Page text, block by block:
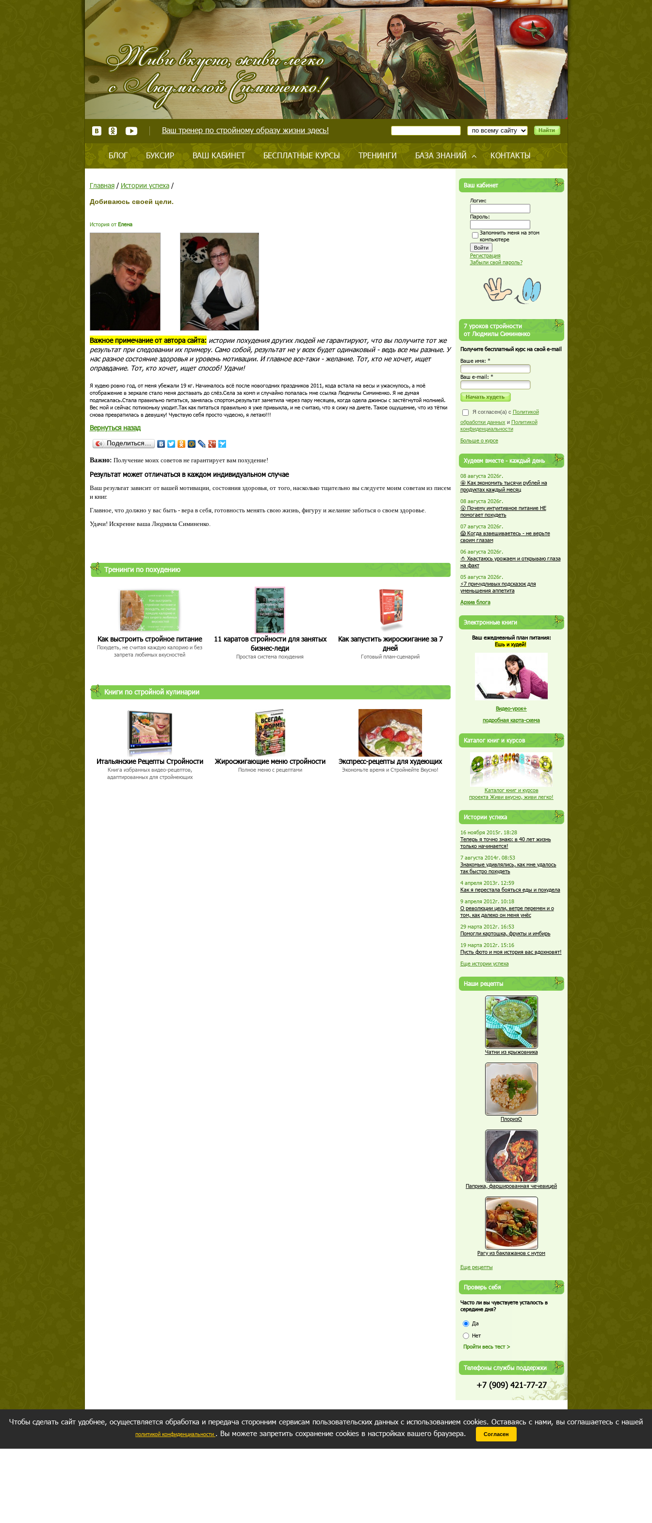
Ваш тренер по стройному образу жизни здесь!
БЛОГ БУКСИР ВАШ КАБИНЕТ БЕСПЛАТНЫЕ КУРСЫ ТРЕНИНГИ БАЗА ЗНАНИЙ КОНТАКТЫ
Главная/ Истории успеха/
Добиваюсь своей цели.
История отЕлена
Важное примечание от автора сайта: истории похудения других людей не гарантируют, что вы получите тот же
результат при следовании их примеру. Само собой, результат не у всех будет одинаковый - ведь все мы разные. У
нас разное состояние здоровья и уровень мотивации. И главное все-таки - желание. Тот, кто не хочет, ищет
оправдание. Тот, кто хочет, ищет способ! Удачи!
Я худею ровно год, от меня убежали 19 кг. Начиналось всё после новогодних праздников 2011, кода встала на весы и ужаснулось, а моё
отображение в зеркале стало меня доставать до слёз.Села за комп и случайно попалась мне ссылка Людмилы Симиненко. Я не думая
подписалась.Стала правильно питаться, занялась спортом.результат заметила через пару месяцев, когда одела джинсы с застёгнутой молнией.
Вес мой и сейчас потихоньку уходит.Так как питаться правильно я уже привыкла, и не считаю, что я сижу на диете. Такое ощущение, что из тётки
снова превратилась в девушку! Чувствую себя просто чудесно, я летаю!!!
Вернуться назад
Поделиться…
Важно: Получение моих советов не гарантирует вам похудение!
Результат может отличаться в каждом индивидуальном случае
Ваш результат зависит от вашей мотивации, состояния здоровья, от того, насколько тщательно вы следуете моим советам из писем
и книг.
Главное, что должно у вас быть - вера в себя, готовность менять свою жизнь, фигуру и желание заботься о своем здоровье.
Удачи! Искренне ваша Людмила Симиненко.
Тренинги по похудению
Как выстроить стройное питание
Похудеть, не считая каждую калорию и без
запрета любимых вкусностей
11 каратов стройности для занятых
бизнес-леди
Простая система похудения
Как запустить жиросжигание за 7
дней
Готовый план-сценарий
Книги по стройной кулинарии
Итальянские Рецепты Стройности
Книга избранных видео-рецептов,
адаптированных для стройнеющих
Жиросжигающие меню стройности
Полное меню с рецептами
Экспресс-рецепты для худеющих
Экономьте время и Стройнейте Вкусно!
Ваш кабинет
Логин:
Пароль:
Запомнить меня на этом
компьютере
Регистрация
Забыли свой пароль?
7 уроков стройности
от Людмилы Симиненко
Получите бесплатный курс на свой e-mail
Ваше имя: *
Ваш е-mail: *
Я согласен(а) с Политикой
обработки данных и Политикой
конфиденциальности
Больше о курсе
Худеем вместе - каждый день
08 августа 2026г.
🤩 Как экономить тысячи рублей на
продуктах каждый месяц
08 августа 2026г.
😮 Почему интуитивное питание НЕ
помогает похудеть
07 августа 2026г.
😱 Когда взвешиваетесь - не верьте
своим глазам
06 августа 2026г.
🍅 Хвастаюсь урожаем и открываю глаза
на факт
05 августа 2026г.
⚡7 причудливых подсказок для
уменьшения аппетита
Архив блога
Электронные книги
Ваш ежедневный план питания:
Ешь и худей!
Видео-урок+
подробная карта-схема
Каталог книг и курсов
Каталог книг и курсов
проекта Живи вкусно, живи легко!
Истории успеха
16 ноября 2015г. 18:28
Теперь я точно знаю: в 40 лет жизнь
только начинается!
7 августа 2014г. 08:53
Знакомые удивлялись, как мне удалось
так быстро похудеть
4 апреля 2013г. 12:59
Как я перестала бояться еды и похудела
9 апреля 2012г. 10:18
О революции цели, ветре перемен и о
том, как далеко он меня унёс
29 марта 2012г. 16:53
Помогли картошка, фрукты и имбирь
19 марта 2012г. 15:16
Пусть фото и моя история вас вдохновят!
Еще истории успеха
Наши рецепты
Чатни из крыжовника
ПлоризО
Паприка, фаршированная чечевицей
Рагу из баклажанов с нутом
Еще рецепты
Проверь себя
Часто ли вы чувствуете усталость в
середине дня?
Да
Нет
Телефоны службы поддержки
+7 (909) 421-77-27
Чтобы сделать сайт удобнее, осуществляется обработка и передача сторонним сервисам пользовательских данных с использованием cookies. Оставаясь с нами, вы соглашаетесь с нашей
политикой конфиденциальности . Вы можете запретить сохранение cookies в настройках вашего браузера. Согласен